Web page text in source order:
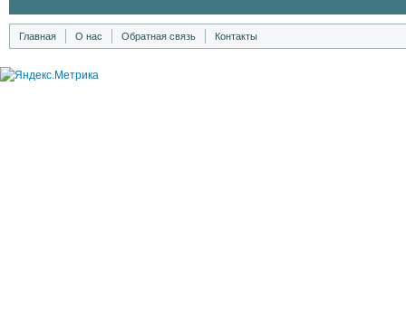
Главная О нас Обратная связь Контакты